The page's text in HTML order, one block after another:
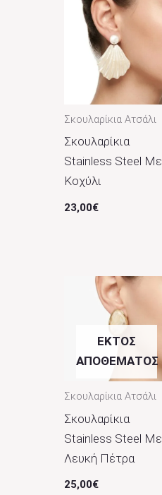
Μέγεθος
Ασημί
Καφέ 2
Κίτρινο 1
Κόκκινο 1
Λευκό 3
4
Τιρκουάζ 2
Χρυσό 26
Σκουλαρίκια Ατσάλι
Σκουλαρίκια
Stainless Steel Με
Κοχύλι
23,00€
ΕΚΤΌΣ
ΑΠΟΘΈΜΑΤΟΣ
Σκουλαρίκια Ατσάλι
Σκουλαρίκια
Stainless Steel Με
Λευκή Πέτρα
25,00€